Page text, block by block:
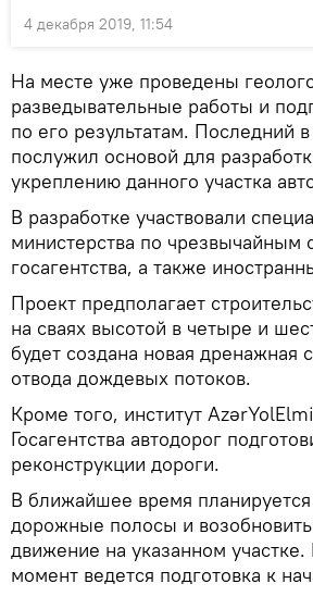
4 декабря 2019, 11:54
На месте уже проведены
разведывательные работы и
по его результатам. Последний
послужил основой для
укреплению данного участка
В разработке участвовали
министерства по чрезвычайным
госагентства, а также
Проект предполагает
на сваях высотой в четыре и
будет создана новая дренажная
отвода дождевых потоков.
Кроме того, институт
Госагентства автодорог
реконструкции дороги.
В ближайшее время планируется
дорожные полосы и
движение на указанном
момент ведется подготовка к